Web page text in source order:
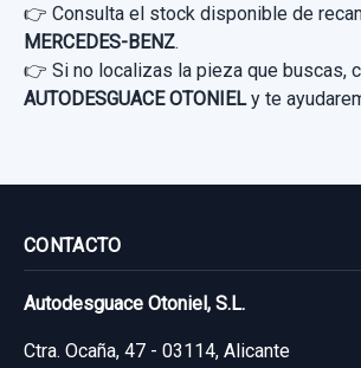
Consultar por whatsapp
Ref:808318
166,11 €
usado.
MERCEDES-BENZ CLASE E LIM.
220 D (213.004)
69,41 €
Consultar por whatsapp
ASIDERO TECHO A0009061606 TD
MERCEDES-BENZ CLASE E LIM.
220 D (213.004)
👉 Consulta el stock disponible de
MERCEDES-BENZ.
👉 Si no localizas la pieza que buscas,
AUTODESGUACE OTONIELy te
CONTACTO
Autodesguace Otoniel, S.L.
Ctra. Ocaña, 47 - 03114, Alicante